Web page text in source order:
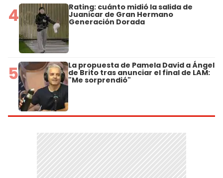
4 Rating: cuánto midió la salida de
Juanicar de Gran Hermano
Generación Dorada
5 La propuesta de Pamela David a Ángel
de Brito tras anunciar el final de LAM:
"Me sorprendió"